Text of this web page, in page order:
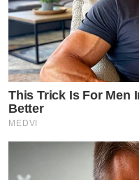
This Trick Is For Men
Better
MEDVI